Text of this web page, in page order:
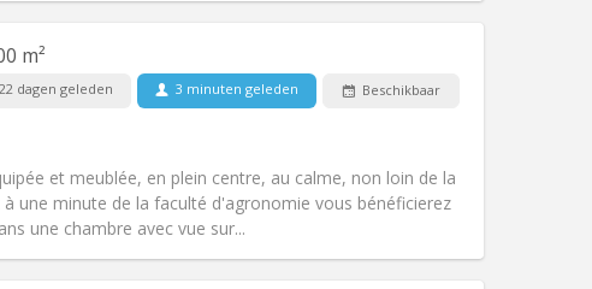
m²
22 dagen geleden 3 minuten geleden Beschikbaar
et meublée, en plein centre, au calme, non loin de la
une minute de la faculté d'agronomie vous bénéficierez
une chambre avec vue sur...
Andere
Sfeer:Ernstig, gemeenschappelijk,
Roker:Rookvrij
Huisdieren:Nee